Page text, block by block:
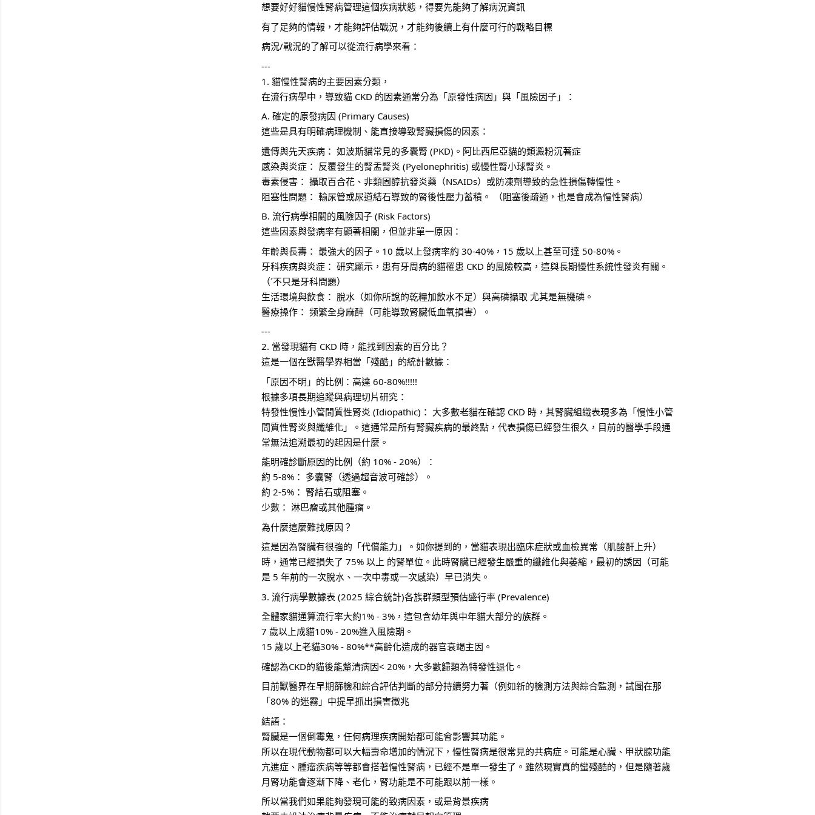
想要好好貓慢性腎病管理這個疾病狀態，得要先能夠了解病況資訊
有了足夠的情報，才能夠評估戰況，才能夠後續上有什麼可行的戰略目標
病況/戰況的了解可以從流行病學來看：
---
1. 貓慢性腎病的主要因素分類，
在流行病學中，導致貓 CKD 的因素通常分為「原發性病因」與「風險因子」：
A. 確定的原發病因 (Primary Causes)
這些是具有明確病理機制、能直接導致腎臟損傷的因素：
遺傳與先天疾病： 如波斯貓常見的多囊腎 (PKD)。阿比西尼亞貓的類澱粉沉著症
感染與炎症： 反覆發生的腎盂腎炎 (Pyelonephritis) 或慢性腎小球腎炎。
毒素侵害： 攝取百合花、非類固醇抗發炎藥（NSAIDs）或防凍劑導致的急性損傷轉慢性。
阻塞性問題： 輸尿管或尿道結石導致的腎後性壓力蓄積。 （阻塞後疏通，也是會成為慢性腎病）
B. 流行病學相關的風險因子 (Risk Factors)
這些因素與發病率有顯著相關，但並非單一原因：
年齡與長壽： 最強大的因子。10 歲以上發病率約 30-40%，15 歲以上甚至可達 50-80%。
牙科疾病與炎症： 研究顯示，患有牙周病的貓罹患 CKD 的風險較高，這與長期慢性系統性發炎有關。
（ˊ不只是牙科問題）
生活環境與飲食： 脫水（如你所說的乾糧加飲水不足）與高磷攝取 尤其是無機磷。
醫療操作： 频繁全身麻醉（可能導致腎臟低血氧損害）。
---
2. 當發現貓有 CKD 時，能找到因素的百分比？
這是一個在獸醫學界相當「殘酷」的統計數據：
「原因不明」的比例：高達 60-80%!!!!!
根據多項長期追蹤與病理切片研究：
特發性慢性小管間質性腎炎 (Idiopathic)： 大多數老貓在確認 CKD 時，其腎臟組織表現多為「慢性小管
間質性腎炎與纖維化」。這通常是所有腎臟疾病的最終點，代表損傷已經發生很久，目前的醫學手段通
常無法追溯最初的起因是什麼。
能明確診斷原因的比例（約 10% - 20%）：
約 5-8%： 多囊腎（透過超音波可確診）。
約 2-5%： 腎結石或阻塞。
少數： 淋巴瘤或其他腫瘤。
為什麼這麼難找原因？
這是因為腎臟有很強的「代償能力」。如你提到的，當貓表現出臨床症狀或血檢異常（肌酸酐上升）
時，通常已經損失了 75% 以上 的腎單位。此時腎臟已經發生嚴重的纖維化與萎縮，最初的誘因（可能
是 5 年前的一次脫水、一次中毒或一次感染）早已消失。
3. 流行病學數據表 (2025 綜合統計)各族群類型預估盛行率 (Prevalence)
全體家貓通算流行率大約1% - 3%，這包含幼年與中年貓大部分的族群。
7 歲以上成貓10% - 20%進入風險期。
15 歲以上老貓30% - 80%**高齡化造成的器官衰竭主因。
確認為CKD的貓後能釐清病因< 20%，大多數歸類為特發性退化。
目前獸醫界在早期篩檢和綜合評估判斷的部分持續努力著（例如新的檢測方法與綜合監測，試圖在那
「80% 的迷霧」中提早抓出損害徵兆
結語：
腎臟是一個倒霉鬼，任何病理疾病開始都可能會影響其功能。
所以在現代動物都可以大幅壽命增加的情況下，慢性腎病是很常見的共病症。可能是心臟、甲狀腺功能
亢進症、腫瘤疾病等等都會搭著慢性腎病，已經不是單一發生了。雖然現實真的蠻殘酷的，但是隨著歲
月腎功能會逐漸下降、老化，腎功能是不可能跟以前一樣。
所以當我們如果能夠發現可能的致病因素，或是背景疾病